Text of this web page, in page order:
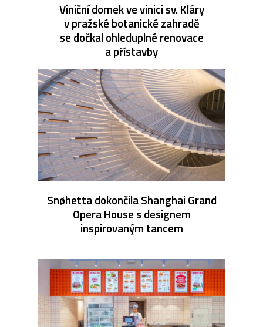
Viniční domek ve vinici sv. Kláry
v pražské botanické zahradě
se dočkal ohleduplné renovace
a přístavby
Snøhetta dokončila Shanghai Grand
Opera House s designem
inspirovaným tancem